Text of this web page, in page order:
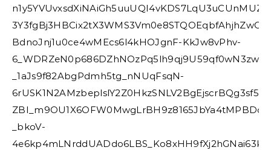
BdnoJnj1u0ce4wMEcs6l4kHOJgnF-KkJw8vPhv-
_1aJs9f82AbgPdmh5tg_nNUqFsqN-
_bkoV-